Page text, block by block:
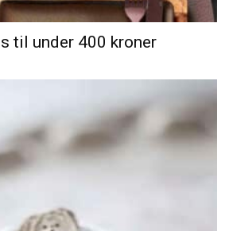
til under 400 kroner